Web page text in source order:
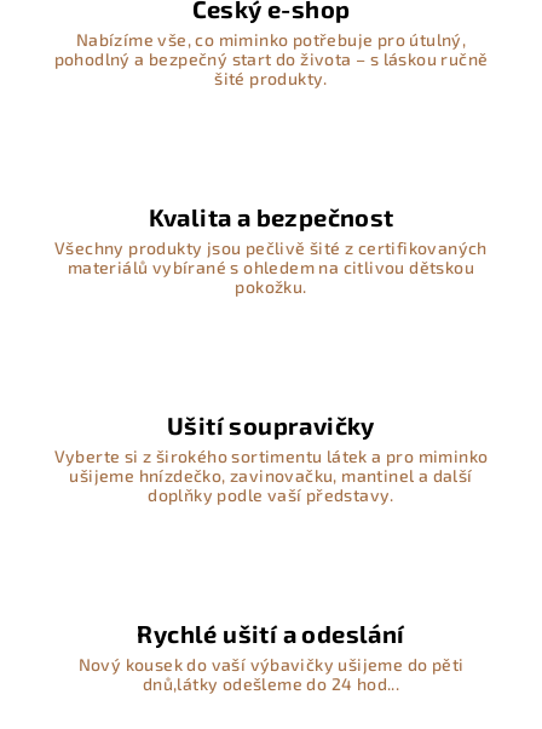
Český e-shop
Nabízíme vše, co miminko potřebuje pro útulný,
pohodlný a bezpečný start do života – s láskou ručně
šité produkty.
Kvalita a bezpečnost
Všechny produkty jsou pečlivě šité z certifikovaných
materiálů vybírané s ohledem na citlivou dětskou
pokožku.
Ušití soupravičky
Vyberte si z širokého sortimentu látek a pro miminko
ušijeme hnízdečko, zavinovačku, mantinel a další
doplňky podle vaší představy.
Rychlé ušití a odeslání
Nový kousek do vaší výbavičky ušijeme do pěti
dnů,látky odešleme do 24 hod...